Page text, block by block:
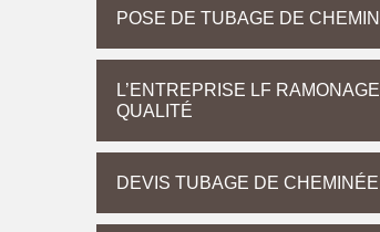
POSE DE TUBAGE DE
L’ENTREPRISE LF
QUALITÉ
DEVIS TUBAGE DE CHEMINÉE